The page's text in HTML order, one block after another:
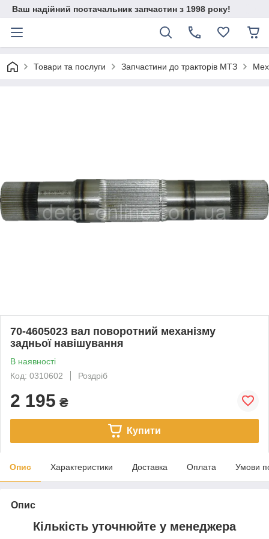
Ваш надійний постачальник запчастин з 1998 року!
Товари та послуги Запчастини до тракторів МТЗ
70-4605023 вал поворотний механізму
задньої навішування
В наявності
Код: 0310602
Роздріб
2 195 ₴
Купити
Опис Характеристики Доставка Оплата Умови
Опис
Кількість уточнюйте у менеджера